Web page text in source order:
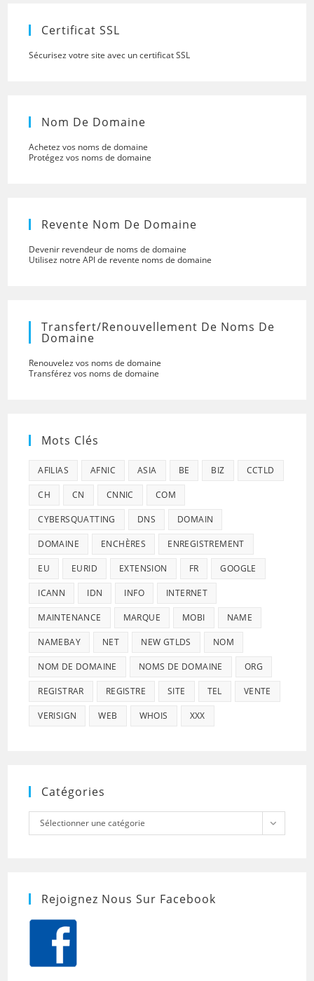
Certificat SSL
Sécurisez votre site avec un certificat SSL
Nom De Domaine
Achetez vos noms de domaine
Protégez vos noms de domaine
Revente Nom De Domaine
Devenir revendeur de noms de domaine
Utilisez notre API de revente noms de domaine
Transfert/renouvellement De Noms De
Domaine
Renouvelez vos noms de domaine
Transférez vos noms de domaine
Mots Clés
AFILIAS AFNIC ASIA BE BIZ CCTLD
CH CN CNNIC COM
CYBERSQUATTING DNS DOMAIN
DOMAINE ENCHÈRES ENREGISTREMENT
EU EURID EXTENSION FR GOOGLE
ICANN IDN INFO INTERNET
MAINTENANCE MARQUE MOBI NAME
NAMEBAY NET NEW GTLDS NOM
NOM DE DOMAINE NOMS DE DOMAINE ORG
REGISTRAR REGISTRE SITE TEL VENTE
VERISIGN WEB WHOIS XXX
Catégories
Catégories
Sélectionner une catégorie
Rejoignez Nous Sur Facebook